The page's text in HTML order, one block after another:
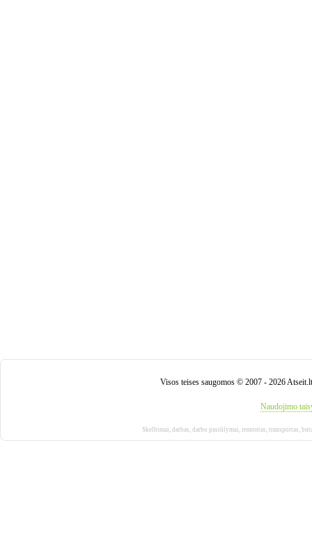
Visos teises saugomos © 2007 - 2026
Naudojimo
Skelbimai , darbas , darbo pasiūlymai , remontas , transportas ,